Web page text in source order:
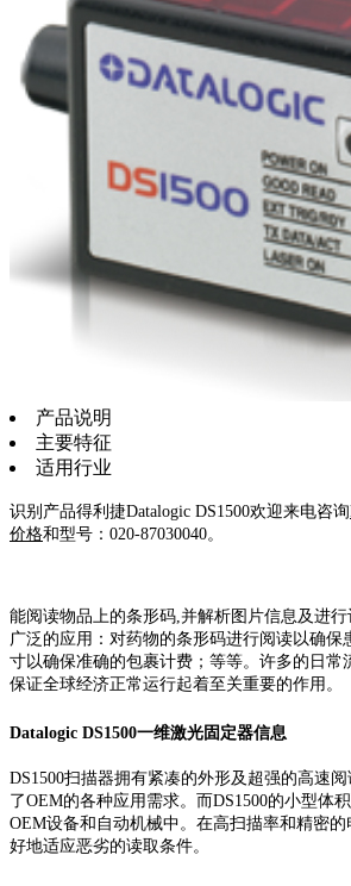
产品说明
主要特征
适用行业
识别产品得利捷Datalogic DS1500欢迎来电咨询
价格和型号：020-87030040。
能阅读物品上的条形码,并解析图片信息及进行
广泛的应用：对药物的条形码进行阅读以确保
寸以确保准确的包裹计费；等等。许多的日
保证全球经济正常运行起着至关重要的作用。
Datalogic DS1500一维激光固定器信息
DS1500扫描器拥有紧凑的外形及超强的高速阅
了OEM的各种应用需求。而DS1500的小型
OEM设备和自动机械中。在高扫描率和精密的
好地适应恶劣的读取条件。